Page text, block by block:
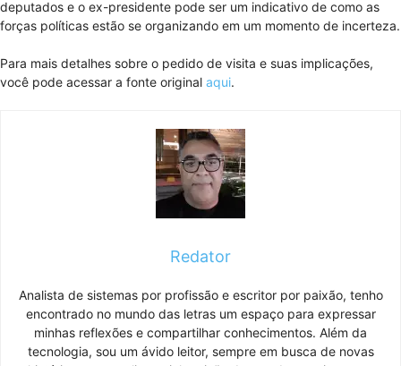
deputados e o ex-presidente pode ser um indicativo de como as
forças políticas estão se organizando em um momento de incerteza.
Para mais detalhes sobre o pedido de visita e suas implicações,
você pode acessar a fonte original aqui.
Redator
Analista de sistemas por profissão e escritor por paixão, tenho
encontrado no mundo das letras um espaço para expressar
minhas reflexões e compartilhar conhecimentos. Além da
tecnologia, sou um ávido leitor, sempre em busca de novas